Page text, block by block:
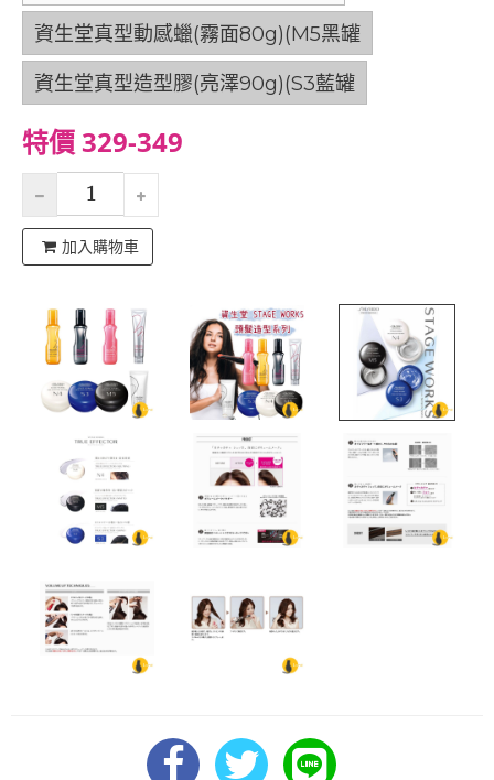
資生堂真型動感蠟(霧面80g)(M5黑罐
資生堂真型造型膠(亮澤90g)(S3藍罐
特價 329-349
加入購物車